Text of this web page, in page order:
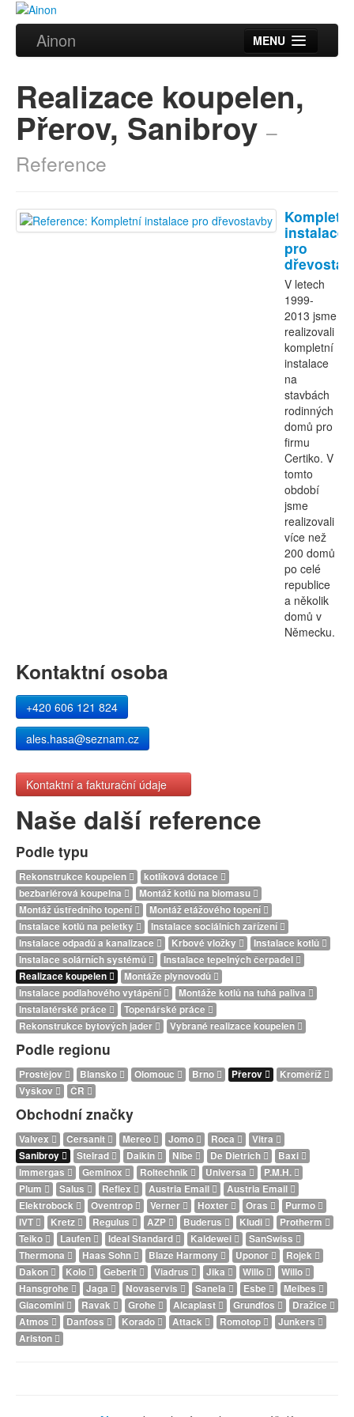
Ainon
MENU
Služby
Reference
Videa
Partneři
Realizace koupelen,
Přerov, Sanibroy –
Reference
Kompletní
instalace
pro
V letech
1999-
2013 jsme
realizovali
kompletní
instalace
na
stavbách
rodinných
domů pro
firmu
Certiko. V
tomto
období
jsme
realizovali
více než
200 domů
po celé
republice
a několik
domů v
Německu.
Kontaktní osoba
+420 606 121 824
ales.hasa@seznam.cz
Kontaktní a fakturační údaje
Naše další reference
Podle typu
Rekonstrukce koupelen
kotlíková dotace
bezbariérová koupelna
Montáž kotlů na biomasu
Montáž ústředního topení
Montáž etážového topení
Instalace kotlů na peletky
Instalace sociálních zařízení
Instalace odpadů a kanalizace
Krbové vložky
Instalace kotlů
Instalace solárních systémů
Instalace tepelných čerpadel
Realizace koupelen
Montáže plynovodů
Instalace podlahového vytápění
Montáže kotlů na tuhá paliva
Instalatérské práce
Topenářské práce
Rekonstrukce bytových jader
Vybrané realizace koupelen
Podle regionu
Prostějov Blansko Olomouc Brno Přerov
Kroměříž
Vyškov
ČR
Obchodní značky
Valvex Cersanit Mereo Jomo Roca
Vitra
Sanibroy
Stelrad Daikin Nibe De Dietrich
Baxi
Immergas
Geminox Roltechnik Universa
P.M.H.
Plum
Salus Reflex Austria Email
Austria Email
Elektrobock
Oventrop Verner Hoxter Oras
Purmo
IVT
Kretz Regulus AZP Buderus Kludi
Protherm
Teiko
Laufen Ideal Standard Kaldewei
SanSwiss
Thermona
Haas Sohn Blaze Harmony Uponor
Rojek
Dakon
Kolo Geberit Viadrus Jika Willo
Willo
Hansgrohe
Jaga Novaservis Sanela Esbe
Meibes
Giacomini
Ravak Grohe Alcaplast Grundfos
Dražice
Atmos
Danfoss Korado Attack Romotop
Junkers
Ariston